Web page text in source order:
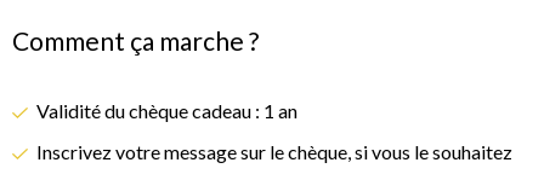
Comment ça marche ?
Validité du chèque cadeau : 1 an
Inscrivez votre message sur le chèque, si vous le souhaitez